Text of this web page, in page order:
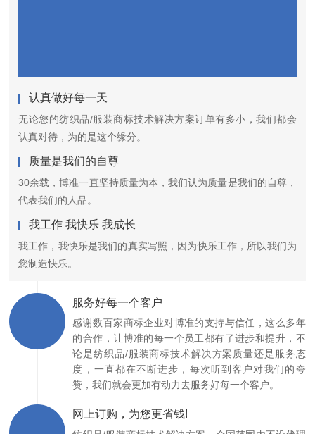
认真做好每一天
无论您的纺织品/服装商标技术解决方案订单有多小，我们都会
认真对待，为的是这个缘分。
质量是我们的自尊
30余载，博准一直坚持质量为本，我们认为质量是我们的自尊，
代表我们的人品。
我工作 我快乐 我成长
我工作，我快乐是我们的真实写照，因为快乐工作，所以我们为
您制造快乐。
服务好每一个客户
感谢数百家商标企业对博准的支持与信任，这么多年
的合作，让博准的每一个员工都有了进步和提升，不
论是纺织品/服装商标技术解决方案质量还是服务态
度，一直都在不断进步，每次听到客户对我们的夸
赞，我们就会更加有动力去服务好每一个客户。
网上订购，为您更省钱!